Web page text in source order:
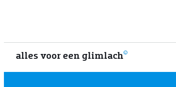
alles voor een glimlach